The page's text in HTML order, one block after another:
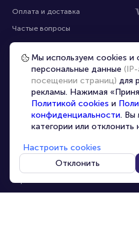
Оплата и доставка
Частые вопросы
Перепродажа билетов
Организаторам
Корпоративным клиентам
VIP-билеты
Условия использования
Персональные данные
О компании
Карта сайта
Мы используем cookies и
персональные данные
посещении страниц) для
рекламы. Нажимая
Политикой cookies и
конфиденциальности. Вы
категории или отклонить
Настроить cookies
Отклонить